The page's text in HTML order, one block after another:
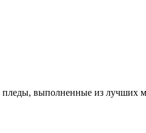
выполненные из лучших